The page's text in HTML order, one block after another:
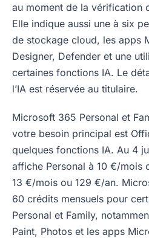
au moment de la vérification
Elle indique aussi une à six
de stockage cloud, les apps
Designer, Defender et une
certaines fonctions IA. Le
l’IA est réservée au titulaire.
Microsoft 365 Personal et
votre besoin principal est
quelques fonctions IA. Au 4
affiche Personal à 10 €/mois
13 €/mois ou 129 €/an.
60 crédits mensuels pour
Personal et Family,
Paint, Photos et les apps